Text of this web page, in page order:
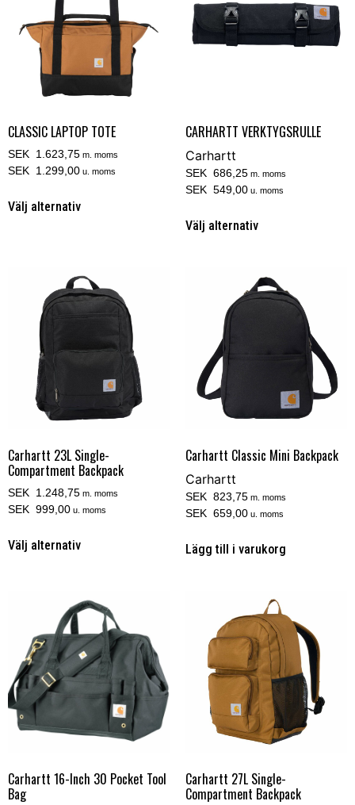
CLASSIC LAPTOP TOTE
SEK 1.623,75 m. moms
SEK 1.299,00 u. moms
Välj alternativ
CARHARTT VERKTYGSRULLE
Carhartt
SEK 686,25 m. moms
SEK 549,00 u. moms
Välj alternativ
Carhartt 23L Single-
Compartment Backpack
SEK 1.248,75 m. moms
SEK 999,00 u. moms
Välj alternativ
Carhartt Classic Mini Backpack
Carhartt
SEK 823,75 m. moms
SEK 659,00 u. moms
Lägg till i varukorg
Carhartt 16-Inch 30 Pocket Tool
Bag
Carhartt 27L Single-
Compartment Backpack